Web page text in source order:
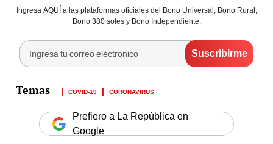
Ingresa AQUÍ a las plataformas oficiales del Bono Universal, Bono Rural,
Bono 380 soles y Bono Independiente.
COVID-19 CORONAVIRUS
Prefiero a La República en
Google